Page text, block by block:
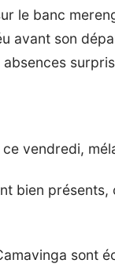
le banc
avant son
vendredi,
bien
sont